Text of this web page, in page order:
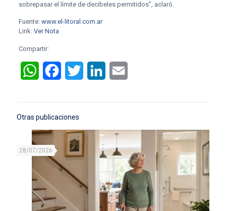
sobrepasar el límite de decibeles permitidos”, aclaró.
Fuente: www.el-litoral.com.ar
Link: Ver Nota
Compartir:
WhatsAppFacebookTwitter LinkedIn
Otras publicaciones
28/07/2026